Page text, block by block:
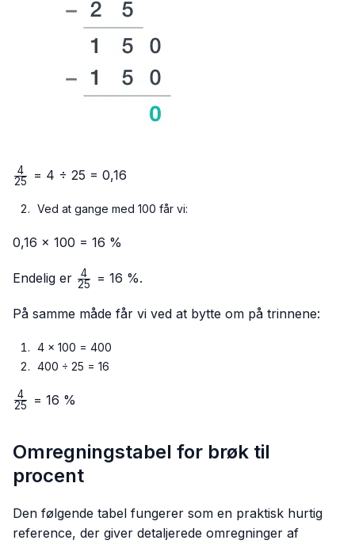
\frac{4}
25
4 = 4 ÷ 25 = 0,16
Ved at gange med 100 får vi:
0,16 × 100 = 16 %
Endelig er \frac{4}
25
4 = 16 %.
På samme måde får vi ved at bytte om på trinnene:
4 × 100 = 400
400 ÷ 25 = 16
\frac{4}
25
4 = 16 %
Omregningstabel for brøk til
procent
Den følgende tabel fungerer som en praktisk hurtig
reference, der giver detaljerede omregninger af